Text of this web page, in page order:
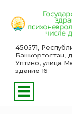
450571,
Башкортостан,
Уптино, улица
здание 16